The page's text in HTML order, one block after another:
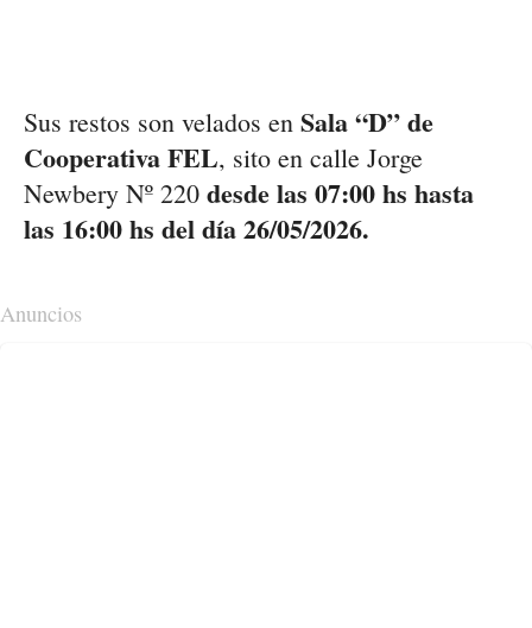
Sus restos son velados en Sala “D” de
Cooperativa FEL, sito en calle Jorge
Newbery Nº 220 desde las 07:00 hs hasta
las 16:00 hs del día 26/05/2026.
Anuncios